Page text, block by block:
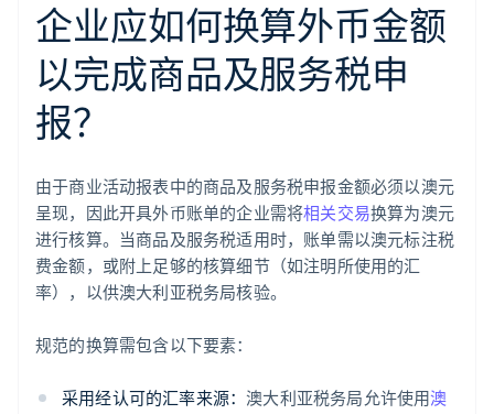
企业应如何换算外币金额
以完成商品及服务税申
报？
由于商业活动报表中的商品及服务税申报金额必须以澳元
呈现，因此开具外币账单的企业需将相关交易换算为澳元
进行核算。当商品及服务税适用时，账单需以澳元标注税
费金额，或附上足够的核算细节（如注明所使用的汇
率），以供澳大利亚税务局核验。
规范的换算需包含以下要素：
采用经认可的汇率来源：澳大利亚税务局允许使用澳